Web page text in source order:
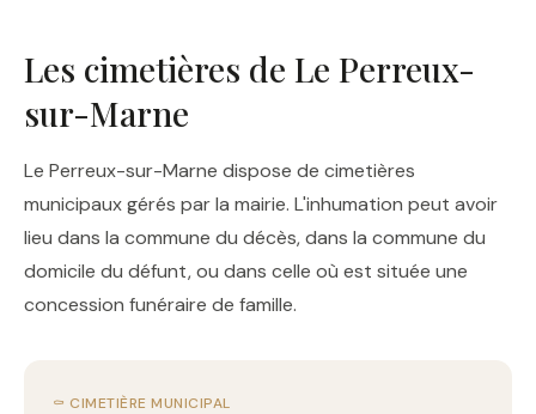
Les cimetières de Le Perreux-
sur-Marne
Le Perreux-sur-Marne dispose de cimetières
municipaux gérés par la mairie. L'inhumation peut avoir
lieu dans la commune du décès, dans la commune du
domicile du défunt, ou dans celle où est située une
concession funéraire de famille.
⚰️ CIMETIÈRE MUNICIPAL